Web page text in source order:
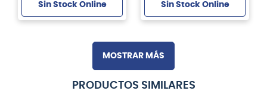
Sin Stock Online Sin Stock Online
MOSTRAR MÁS
PRODUCTOS SIMILARES